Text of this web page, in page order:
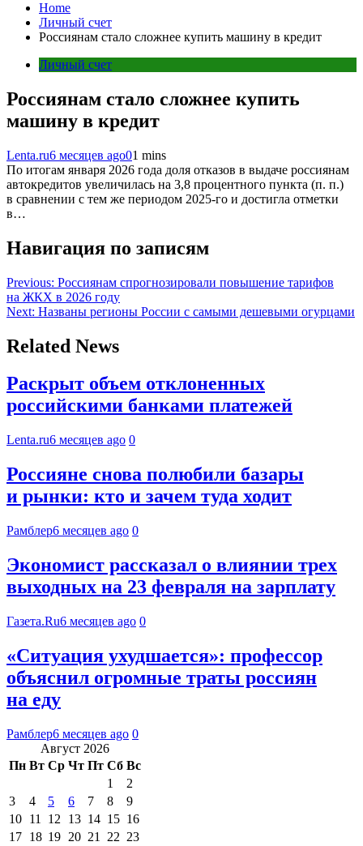
Home
Личный счет
Россиянам стало сложнее купить машину в кредит
Личный счет
Россиянам стало сложнее купить
машину в кредит
Lenta.ru6 месяцев ago01 mins
По итогам января 2026 года доля отказов в выдаче россиянам
автокредитов увеличилась на 3,8 процентного пункта (п. п.)
в сравнении с тем же периодом 2025-го и достигла отметки
в…
Навигация по записям
Previous: Россиянам спрогнозировали повышение тарифов
на ЖКХ в 2026 году
Next: Названы регионы России с самыми дешевыми огурцами
Related News
Раскрыт объем отклоненных
российскими банками платежей
Lenta.ru6 месяцев ago 0
Россияне снова полюбили базары
и рынки: кто и зачем туда ходит
Рамблер6 месяцев ago 0
Экономист рассказал о влиянии трех
выходных на 23 февраля на зарплату
Газета.Ru6 месяцев ago 0
«Ситуация ухудшается»: профессор
объяснил огромные траты россиян
на еду
Рамблер6 месяцев ago 0
Август 2026
Пн Вт Ср Чт Пт Сб Вс
1
2
3
4 5 6 7 8
9
10 11 12 13 14 15 16
17 18 19 20 21 22 23